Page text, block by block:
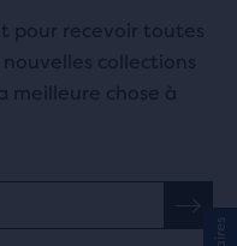
pour recevoir toutes
collections
meilleure chose à